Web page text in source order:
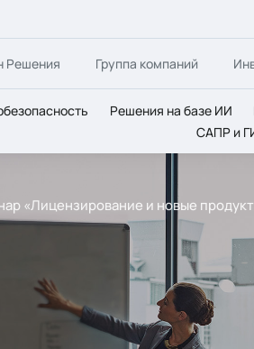
Решения Группа компаний
Решения на базе ИИ
САПР и
«Лицензирование и новые